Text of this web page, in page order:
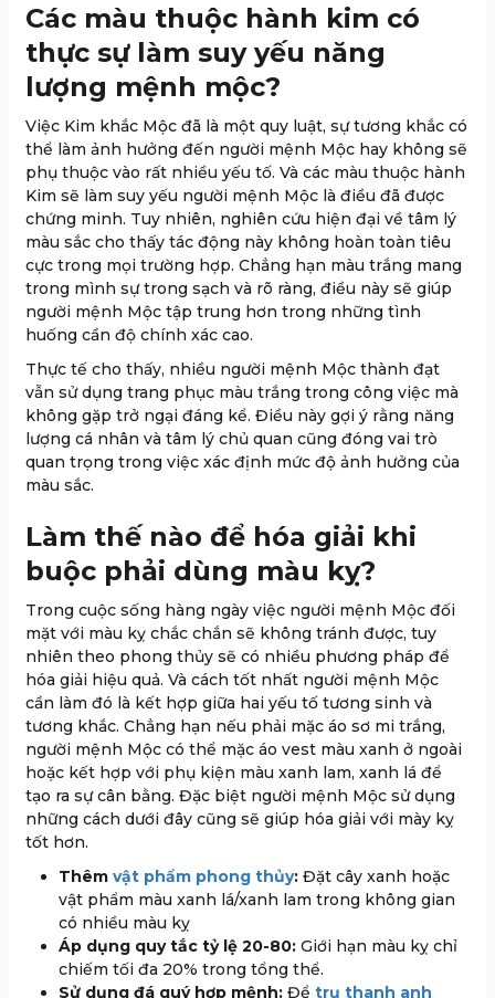
Các màu thuộc hành kim có
thực sự làm suy yếu năng
lượng mệnh mộc?
Việc Kim khắc Mộc đã là một quy luật, sự tương khắc có
thể làm ảnh hưởng đến người mệnh Mộc hay không sẽ
phụ thuộc vào rất nhiều yếu tố. Và các màu thuộc hành
Kim sẽ làm suy yếu người mệnh Mộc là điều đã được
chứng minh. Tuy nhiên, nghiên cứu hiện đại về tâm lý
màu sắc cho thấy tác động này không hoàn toàn tiêu
cực trong mọi trường hợp. Chẳng hạn màu trắng mang
trong mình sự trong sạch và rõ ràng, điều này sẽ giúp
người mệnh Mộc tập trung hơn trong những tình
huống cần độ chính xác cao.
Thực tế cho thấy, nhiều người mệnh Mộc thành đạt
vẫn sử dụng trang phục màu trắng trong công việc mà
không gặp trở ngại đáng kể. Điều này gợi ý rằng năng
lượng cá nhân và tâm lý chủ quan cũng đóng vai trò
quan trọng trong việc xác định mức độ ảnh hưởng của
màu sắc.
Làm thế nào để hóa giải khi
buộc phải dùng màu kỵ?
Trong cuộc sống hàng ngày việc người mệnh Mộc đối
mặt với màu kỵ chắc chắn sẽ không tránh được, tuy
nhiên theo phong thủy sẽ có nhiều phương pháp để
hóa giải hiệu quả. Và cách tốt nhất người mệnh Mộc
cần làm đó là kết hợp giữa hai yếu tố tương sinh và
tương khắc. Chẳng hạn nếu phải mặc áo sơ mi trắng,
người mệnh Mộc có thể mặc áo vest màu xanh ở ngoài
hoặc kết hợp với phụ kiện màu xanh lam, xanh lá để
tạo ra sự cân bằng. Đặc biệt người mệnh Mộc sử dụng
những cách dưới đây cũng sẽ giúp hóa giải với mày kỵ
tốt hơn.
Thêm vật phẩm phong thủy: Đặt cây xanh hoặc
vật phẩm màu xanh lá/xanh lam trong không gian
có nhiều màu kỵ
Áp dụng quy tắc tỷ lệ 20-80: Giới hạn màu kỵ chỉ
chiếm tối đa 20% trong tổng thể.
Sử dụng đá quý hợp mệnh: Để trụ thanh anh